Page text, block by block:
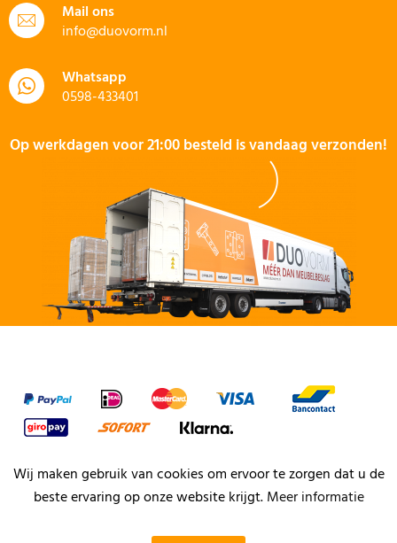
Mail ons
info@duovorm.nl
Whatsapp
0598-433401
Op werkdagen voor 21:00 besteld is vandaag verzonden!
Wij maken gebruik van cookies om ervoor te zorgen dat u de
beste ervaring op onze website krijgt.Meer informatie